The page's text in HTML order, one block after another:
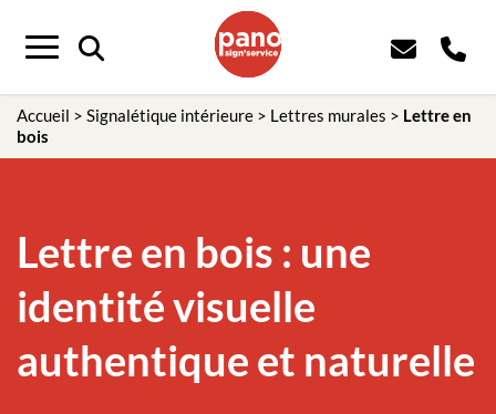
Menu
Accueil > Signalétique intérieure > Lettres murales > Lettre en
bois
Lettre en bois : une
identité visuelle
authentique et naturelle
Panneau de gestion des cookies